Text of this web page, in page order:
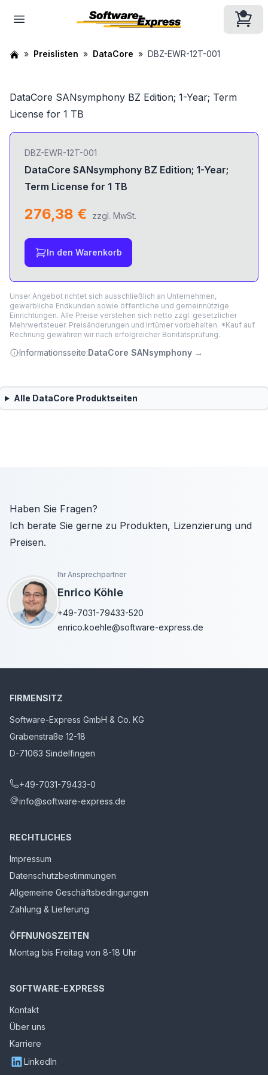
Preislisten DataCore DBZ-EWR-12T-001
DataCore SANsymphony BZ Edition; 1-Year; Term
License for 1 TB
DBZ-EWR-12T-001
DataCore SANsymphony BZ Edition; 1-Year;
Term License for 1 TB
276,38 € zzgl. MwSt.
In den Warenkorb
Unser Angebot richtet sich ausschließlich an Unternehmen,
gewerbliche Endkunden sowie öffentliche und gemeinnützige
Einrichtungen. Alle Preise verstehen sich netto zzgl. gesetzlicher
Mehrwertsteuer. Preisänderungen und Irrtümer vorbehalten. *Kauf auf
Rechnung gewähren wir nach erfolgreicher Bonitätsprüfung.
Informationsseite:DataCore SANsymphony →
Alle DataCore Produktseiten
Haben Sie Fragen?
Ich berate Sie gerne zu Produkten, Lizenzierung und
Preisen.
Ihr Ansprechpartner
Enrico Köhle
+49-7031-79433-520
enrico.koehle@software-express.de
FIRMENSITZ
Software-Express GmbH & Co. KG
Grabenstraße 12-18
D-71063 Sindelfingen
+49-7031-79433-0
info@software-express.de
RECHTLICHES
Impressum
Datenschutzbestimmungen
Allgemeine Geschäftsbedingungen
Zahlung & Lieferung
ÖFFNUNGSZEITEN
Montag bis Freitag von 8-18 Uhr
SOFTWARE-EXPRESS
Kontakt
Über uns
Karriere
LinkedIn